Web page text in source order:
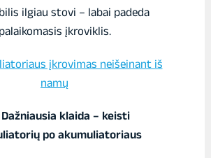
ilgiau stovi – labai padeda
palaikomasis įkroviklis.
įkrovimas neišeinant iš
namų
klaida – keisti
po akumuliatoriaus